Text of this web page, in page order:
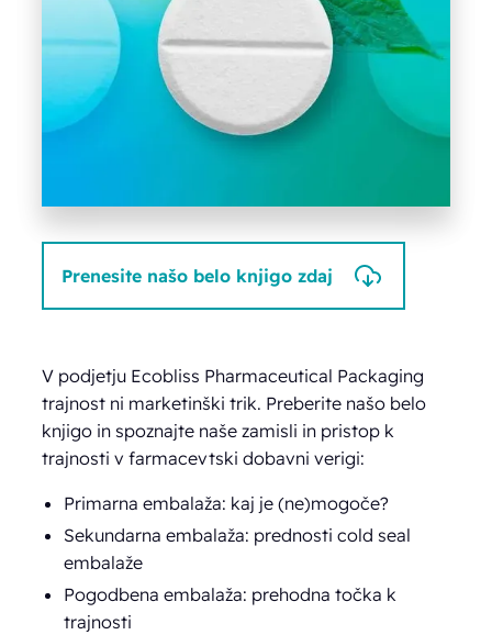
Prenesite našo belo knjigo zdaj
V podjetju Ecobliss Pharmaceutical Packaging
trajnost ni marketinški trik. Preberite našo belo
knjigo in spoznajte naše zamisli in pristop k
trajnosti v farmacevtski dobavni verigi:
Primarna embalaža: kaj je (ne)mogoče?
Sekundarna embalaža: prednosti cold seal
embalaže
Pogodbena embalaža: prehodna točka k
trajnosti